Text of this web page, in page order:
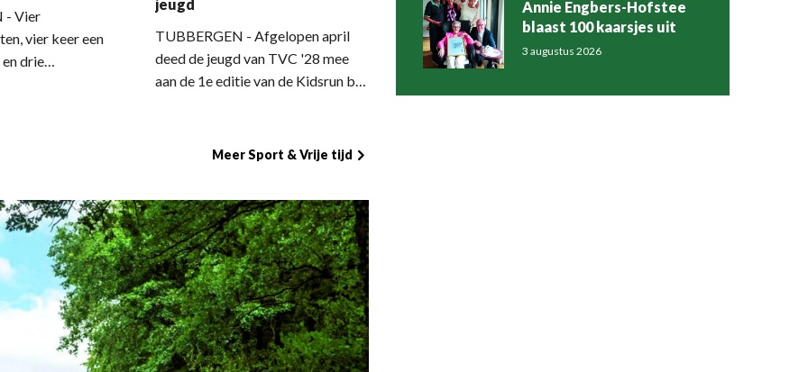
te
jeugdopleiding van Jolly Jumpers.
- Vier
vier keer een
drie
vormen
dat de
een sterke
doordachte
hecht team jaar na
leidt.
jeugd
TUBBERGEN - Afgelopen april
deed de jeugd van TVC '28 mee
aan de 1e editie van de Kidsrun bij
Clubplan en uitgevoerd door
Ongeveer 50 spelertjes van TVC
'28 deden toen mee en gingen
gezamenlijk met een luxe
touringcar van Ter Beek Reizen
richting Enschede.
Meer Sport & Vrije tijd
Annie Engbers-Hofstee
blaast 100 kaarsjes uit
3 augustus 2026